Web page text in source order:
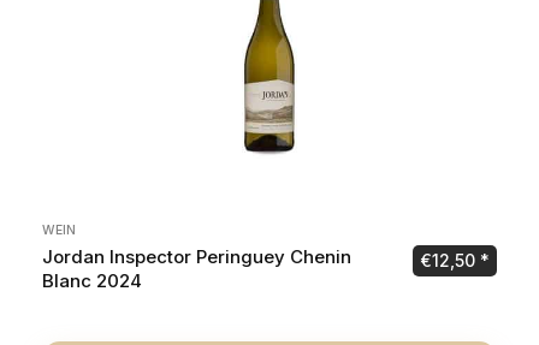
WEIN
Jordan Inspector Peringuey Chenin
Blanc 2024
€12,50